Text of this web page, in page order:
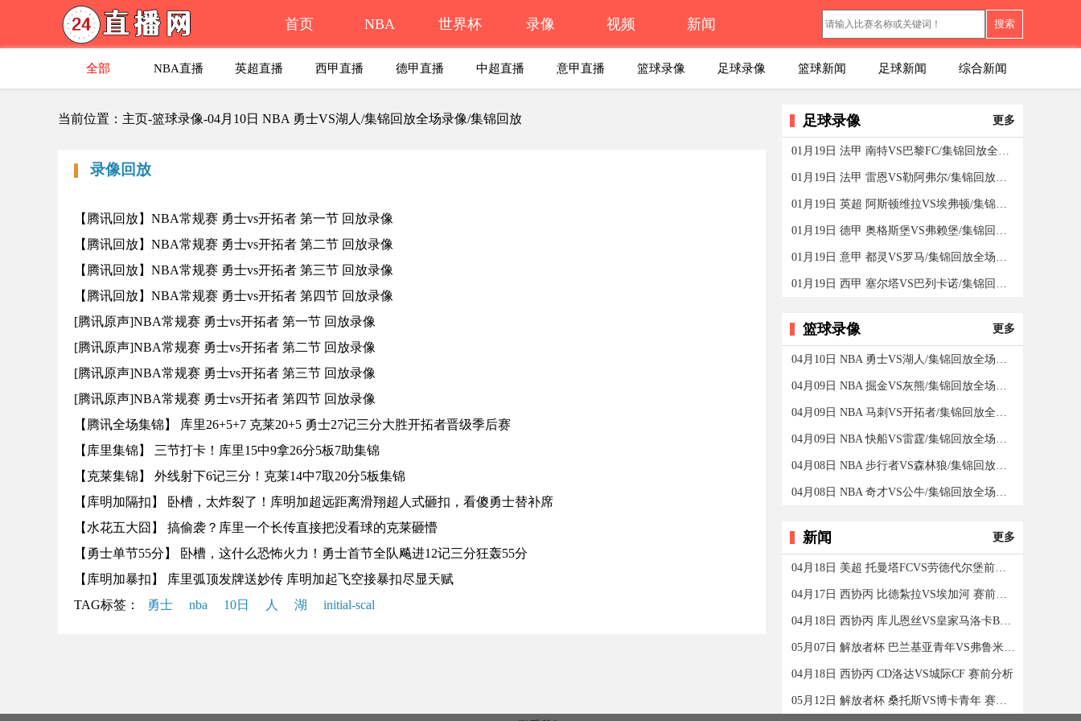
首页 NBA 世界杯 录像 视频 新闻 搜索
全部 NBA直播 英超直播 西甲直播 德甲直播 中超直播 意甲直播 篮球录像 足球录像 篮球新闻 足球新闻 综合新闻
当前位置：主页-篮球录像-04月10日 NBA 勇士VS湖人/集锦回放全场录像/集锦回放
录像回放
【腾讯回放】NBA常规赛 勇士vs开拓者 第一节 回放录像
【腾讯回放】NBA常规赛 勇士vs开拓者 第二节 回放录像
【腾讯回放】NBA常规赛 勇士vs开拓者 第三节 回放录像
【腾讯回放】NBA常规赛 勇士vs开拓者 第四节 回放录像
[腾讯原声]NBA常规赛 勇士vs开拓者 第一节 回放录像
[腾讯原声]NBA常规赛 勇士vs开拓者 第二节 回放录像
[腾讯原声]NBA常规赛 勇士vs开拓者 第三节 回放录像
[腾讯原声]NBA常规赛 勇士vs开拓者 第四节 回放录像
【腾讯全场集锦】 库里26+5+7 克莱20+5 勇士27记三分大胜开拓者晋级季后赛
【库里集锦】 三节打卡！库里15中9拿26分5板7助集锦
【克莱集锦】 外线射下6记三分！克莱14中7取20分5板集锦
【库明加隔扣】 卧槽，太炸裂了！库明加超远距离滑翔超人式砸扣，看傻勇士替补席
【水花五大囧】 搞偷袭？库里一个长传直接把没看球的克莱砸懵
【勇士单节55分】 卧槽，这什么恐怖火力！勇士首节全队飚进12记三分狂轰55分
【库明加暴扣】 库里弧顶发牌送妙传 库明加起飞空接暴扣尽显天赋
TAG标签：
勇士 nba 10日 人 湖 initial-scal
足球录像 更多
01月19日 法甲 南特VS巴黎FC/集锦回放全场录像/集锦回放
01月19日 法甲 雷恩VS勒阿弗尔/集锦回放全场录像/集锦回
01月19日 英超 阿斯顿维拉VS埃弗顿/集锦回放全场录像
01月19日 德甲 奥格斯堡VS弗赖堡/集锦回放全场录像/集锦
01月19日 意甲 都灵VS罗马/集锦回放全场录像/集锦回放
01月19日 西甲 塞尔塔VS巴列卡诺/集锦回放全场录像/集锦
篮球录像 更多
04月10日 NBA 勇士VS湖人/集锦回放全场录像/集锦回放
04月09日 NBA 掘金VS灰熊/集锦回放全场录像/集锦回放
04月09日 NBA 马刺VS开拓者/集锦回放全场录像/集锦回放
04月09日 NBA 快船VS雷霆/集锦回放全场录像/集锦回放
04月08日 NBA 步行者VS森林狼/集锦回放全场录像/集锦回放
04月08日 NBA 奇才VS公牛/集锦回放全场录像/集锦回放
新闻 更多
04月18日 美超 托曼塔FCVS劳德代尔堡前锋 赛前分析
04月17日 西协丙 比德紮拉VS埃加河 赛前分析
04月18日 西协丙 库儿恩丝VS皇家马洛卡B队 赛前分析
05月07日 解放者杯 巴兰基亚青年VS弗鲁米嫩塞 赛前分析
04月18日 西协丙 CD洛达VS城际CF 赛前分析
05月12日 解放者杯 桑托斯VS博卡青年 赛前分析